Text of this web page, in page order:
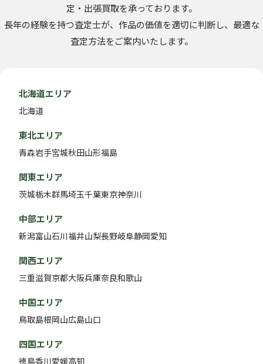
定・出張買取を承っております。
長年の経験を持つ査定士が、作品の価値を適切に判断し、最適な
査定方法をご案内いたします。
北海道エリア
北海道
東北エリア
青森岩手宮城秋田山形福島
関東エリア
茨城栃木群馬埼玉千葉東京神奈川
中部エリア
新潟富山石川福井山梨長野岐阜静岡愛知
関西エリア
三重滋賀京都大阪兵庫奈良和歌山
中国エリア
鳥取島根岡山広島山口
四国エリア
徳島香川愛媛高知